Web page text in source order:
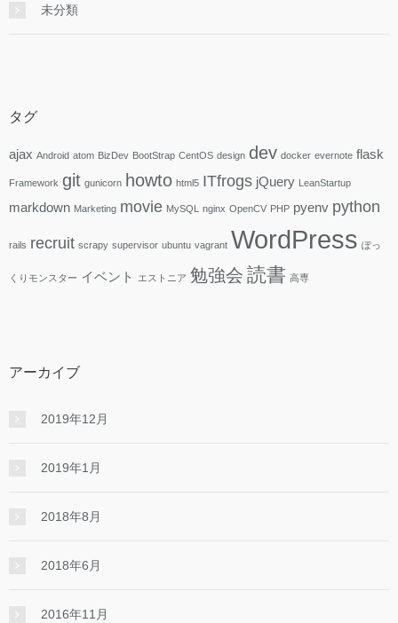
未分類
タグ
ajax Android atom BizDev BootStrap CentOS design dev docker evernote flask
Framework git gunicorn howto html5 ITfrogs jQuery LeanStartup
markdown Marketing movie MySQL nginx OpenCV PHP pyenv python
rails recruit scrapy supervisor ubuntu vagrant WordPress ぽっ
くりモンスター イベント エストニア 勉強会 読書 高専
アーカイブ
2019年12月
2019年1月
2018年8月
2018年6月
2016年11月